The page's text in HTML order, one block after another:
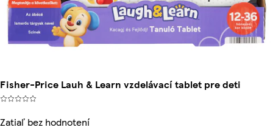
Fisher-Price Lauh & Learn vzdelávací tablet pre deti
Zatiaľ bez hodnotení